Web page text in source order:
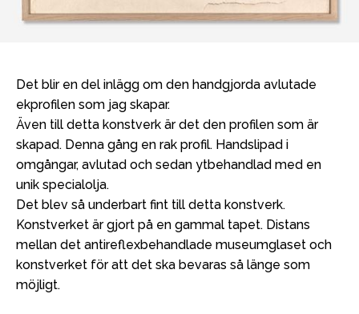
Det blir en del inlägg om den handgjorda avlutade
ekprofilen som jag skapar.
Även till detta konstverk är det den profilen som är
skapad. Denna gång en rak profil. Handslipad i
omgångar, avlutad och sedan ytbehandlad med en
unik specialolja.
Det blev så underbart fint till detta konstverk.
Konstverket är gjort på en gammal tapet. Distans
mellan det antireflexbehandlade museumglaset och
konstverket för att det ska bevaras så länge som
möjligt.